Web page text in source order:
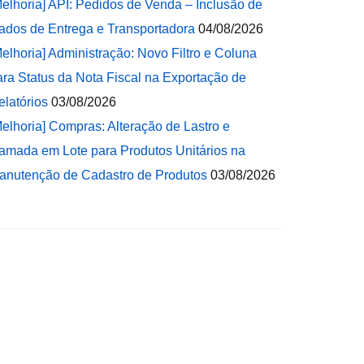
API: Pedidos de Venda – Inclusão de
de Entrega e Transportadora 04/08/2026
Administração: Novo Filtro e Coluna
Status da Nota Fiscal na Exportação de
03/08/2026
Compras: Alteração de Lastro e
em Lote para Produtos Unitários na
de Cadastro de Produtos 03/08/2026